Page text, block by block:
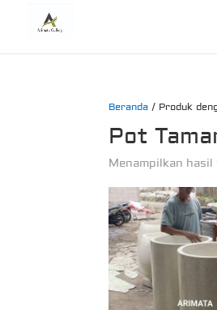
Beranda / Produk
Pot
Menampilkan